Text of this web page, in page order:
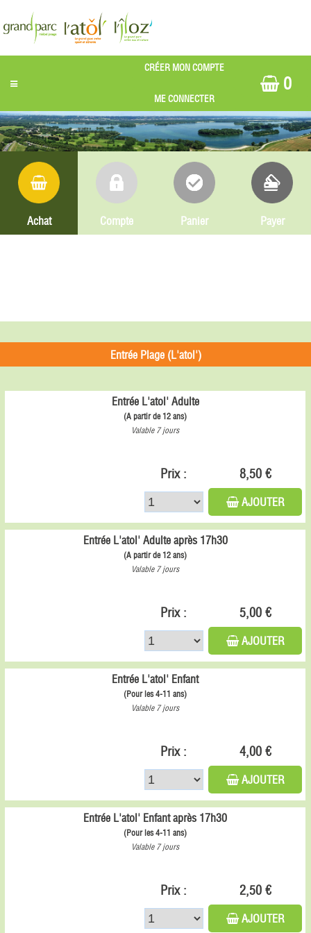
0
Achat Compte Panier Payer
Entrée Plage (L'atol')
Entrée L'atol' Adulte
(A partir de 12 ans)
Valable 7 jours
Prix : 8,50 €
AJOUTER
Entrée L'atol' Adulte après 17h30
(A partir de 12 ans)
Valable 7 jours
Prix : 5,00 €
AJOUTER
Entrée L'atol' Enfant
(Pour les 4-11 ans)
Valable 7 jours
Prix : 4,00 €
AJOUTER
Entrée L'atol' Enfant après 17h30
(Pour les 4-11 ans)
Valable 7 jours
Prix : 2,50 €
AJOUTER